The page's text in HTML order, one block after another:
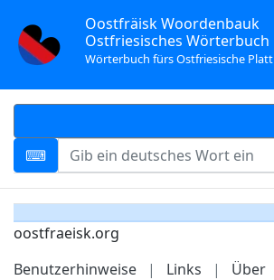
Oostfräisk Woordenbauk
Ostfriesisches Wörterbuch
Wörterbuch fürs Ostfriesische Platt
oostfraeisk.org
Benutzerhinweise
| Links | Über